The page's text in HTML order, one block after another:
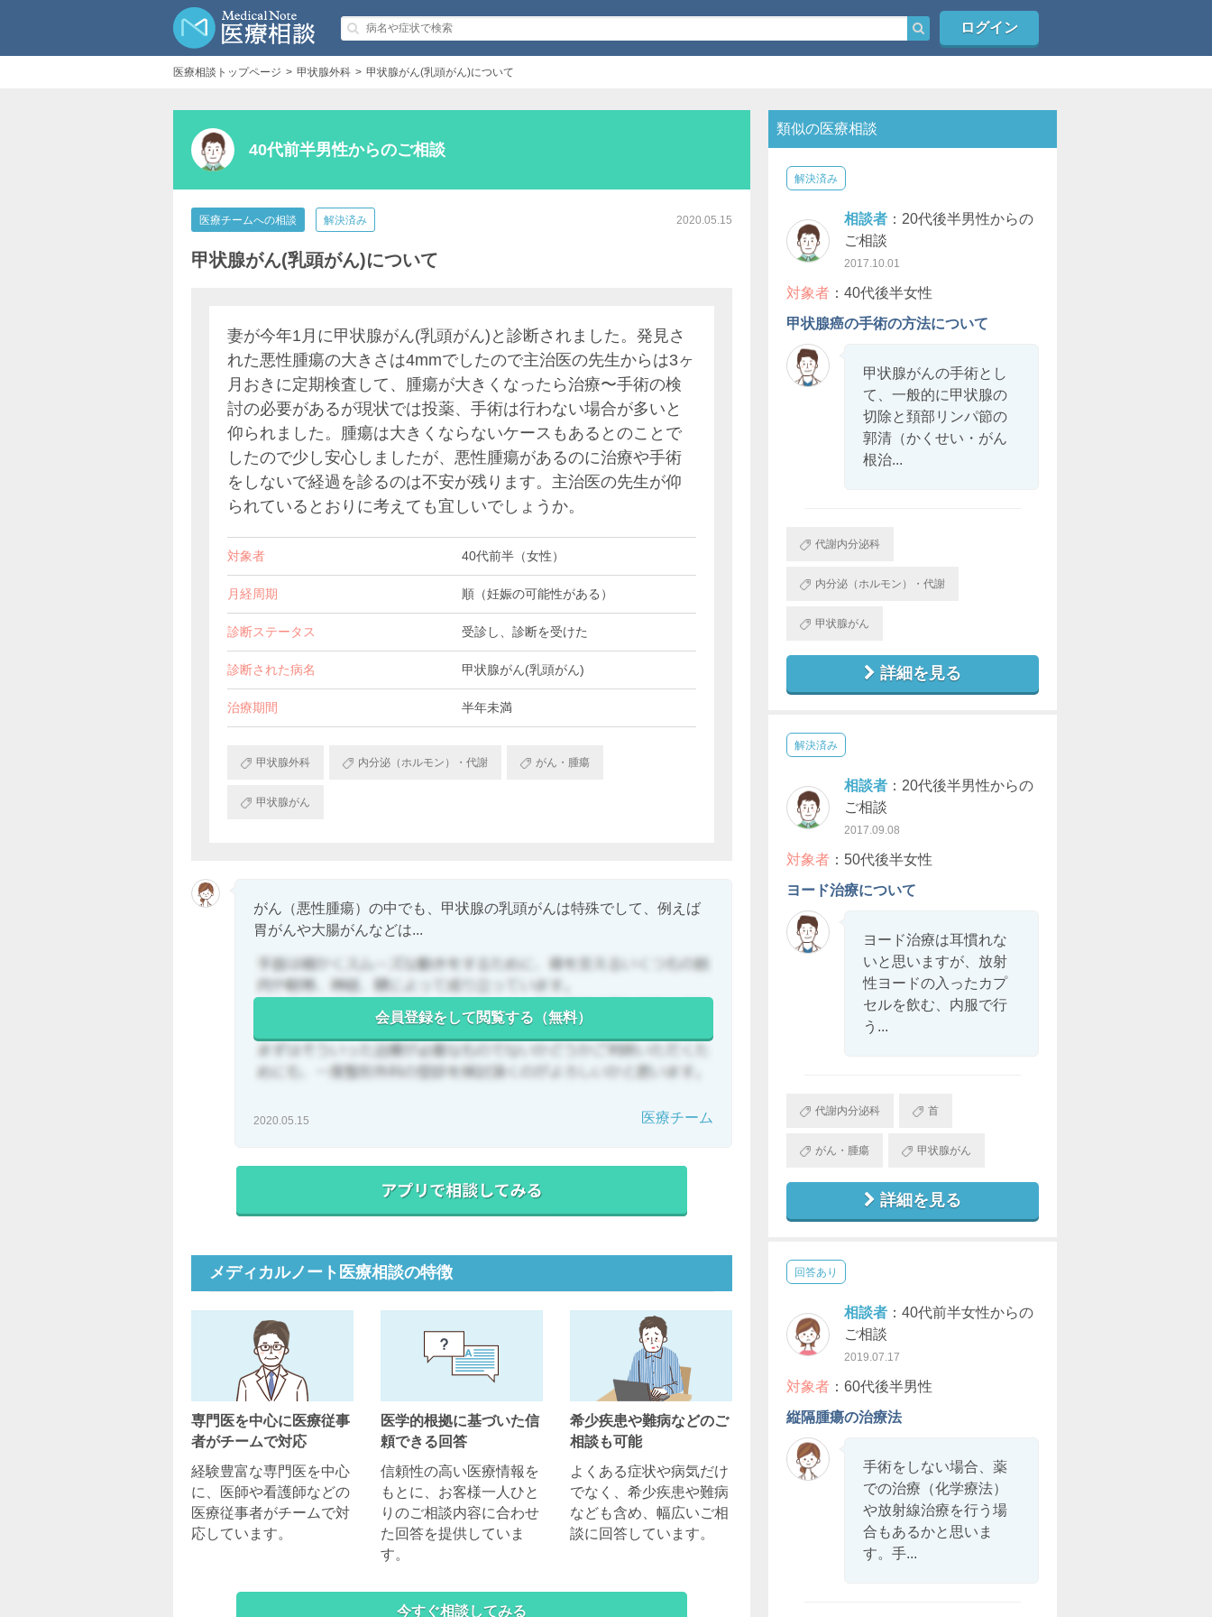
ログイン
医療相談トップページ 甲状腺外科 甲状腺がん(乳頭がん)について
40代前半男性からのご相談
医療チームへの相談 解決済み 2020.05.15
甲状腺がん(乳頭がん)について
妻が今年1月に甲状腺がん(乳頭がん)と診断されました。発見さ
れた悪性腫瘍の大きさは4mmでしたので主治医の先生からは3ヶ
月おきに定期検査して、腫瘍が大きくなったら治療〜手術の検
討の必要があるが現状では投薬、手術は行わない場合が多いと
仰られました。腫瘍は大きくならないケースもあるとのことで
したので少し安心しましたが、悪性腫瘍があるのに治療や手術
をしないで経過を診るのは不安が残ります。主治医の先生が仰
られているとおりに考えても宜しいでしょうか。
対象者 40代前半（女性）
月経周期 順（妊娠の可能性がある）
診断ステータス 受診し、診断を受けた
診断された病名 甲状腺がん(乳頭がん)
治療期間 半年未満
甲状腺外科 内分泌（ホルモン）・代謝 がん・腫瘍
甲状腺がん
がん（悪性腫瘍）の中でも、甲状腺の乳頭がんは特殊でして、例えば
胃がんや大腸がんなどは...
会員登録をして閲覧する（無料）
2020.05.15 医療チーム
メディカルノート医療相談の特徴
専門医を中心に医療従事
者がチームで対応
経験豊富な専門医を中心
に、医師や看護師などの
医療従事者がチームで対
応しています。
医学的根拠に基づいた信
頼できる回答
信頼性の高い医療情報を
もとに、お客様一人ひと
りのご相談内容に合わせ
た回答を提供していま
す。
希少疾患や難病などのご
相談も可能
よくある症状や病気だけ
でなく、希少疾患や難病
なども含め、幅広いご相
談に回答しています。
今すぐ相談してみる
類似の医療相談
解決済み
相談者：20代後半男性からの
ご相談
2017.10.01
対象者：40代後半女性
甲状腺癌の手術の方法について
甲状腺がんの手術とし
て、一般的に甲状腺の
切除と頚部リンパ節の
郭清（かくせい・がん
根治...
代謝内分泌科
内分泌（ホルモン）・代謝
甲状腺がん
詳細を見る
解決済み
相談者：20代後半男性からの
ご相談
2017.09.08
対象者：50代後半女性
ヨード治療について
ヨード治療は耳慣れな
いと思いますが、放射
性ヨードの入ったカプ
セルを飲む、内服で行
う...
代謝内分泌科 首
がん・腫瘍 甲状腺がん
詳細を見る
回答あり
相談者：40代前半女性からの
ご相談
2019.07.17
対象者：60代後半男性
縦隔腫瘍の治療法
手術をしない場合、薬
での治療（化学療法）
や放射線治療を行う場
合もあるかと思いま
す。手...